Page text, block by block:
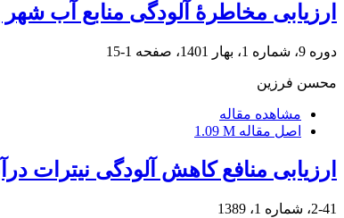
ارزیابی مخاطرۀ آلودگی منابع آب شهر
دوره 9، شماره 1، بهار 1401، صفحه 1-15
محسن فرزین
مشاهده مقاله
اصل مقاله 1.09 M
ارزیابی منافع کاهش آلودگی
2-41، شماره 1، 1389